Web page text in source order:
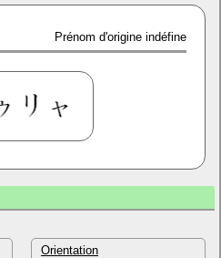
Prénom d'origine indéfine
Orientation